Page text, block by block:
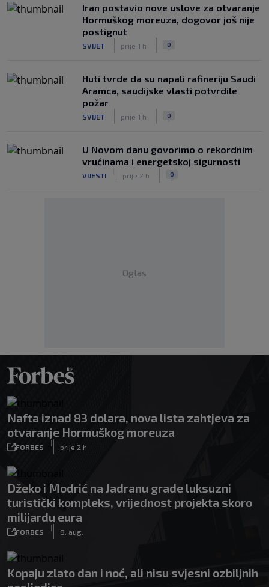
Iran postavio nove uslove za otvaranje
Hormuškog moreuza, dogovor još nije
postignut
SVIJET prije 1 h 0
Huti tvrde da su napali rafineriju Saudi
Aramca, saudijske vlasti potvrdile
požar
SVIJET prije 1 h 0
U Novom danu govorimo o rekordnim
vrućinama i energetskoj sigurnosti
VIJESTI prije 2 h 0
Oglas
Nafta iznad 83 dolara, nova lista zahtjeva za
otvaranje Hormuškog moreuza
FORBES
|
prije 2 h
Džeko i Modrić na Jadranu grade luksuzni
turistički kompleks, vrijednost projekta skoro
milijardu eura
FORBES
|
8. aug.
Kopaju zlato dan i noć, ali nisu svjesni ozbiljnih